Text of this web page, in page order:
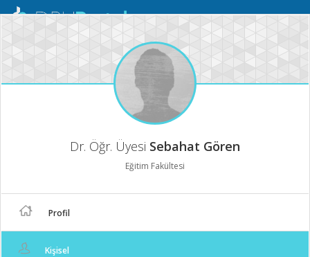
Mobil
Dr. Öğr. Üyesi Sebahat Gören
Eğitim Fakültesi
Profil
Kişisel